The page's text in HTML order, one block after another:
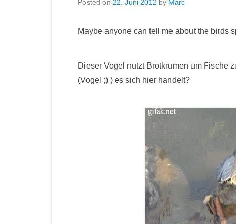
Posted on 22. Juni 2012 by Marc
Maybe anyone can tell me about the birds
Dieser Vogel nutzt Brotkrumen um Fische
(Vogel ;) ) es sich hier handelt?